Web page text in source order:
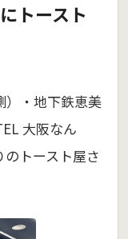
トースト
）・地下鉄恵美
大阪なん
トースト屋さ